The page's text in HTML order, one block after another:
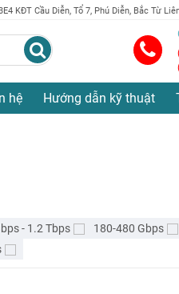
KĐT Cầu Diễn, Tổ 7, Phú Diễn, Bắc Từ
hệ Hướng dẫn kỹ thuật
- 1.2 Tbps 180-480 Gbps